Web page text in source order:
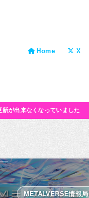
Home X
が出来なくなっていました
METALVERSE情報局